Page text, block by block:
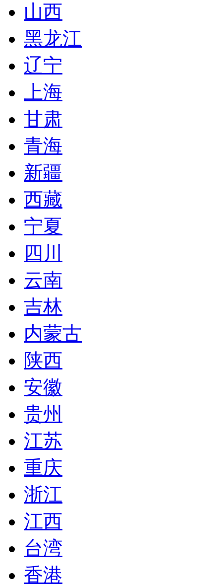
山西
黑龙江
辽宁
上海
甘肃
青海
新疆
西藏
宁夏
四川
云南
吉林
内蒙古
陕西
安徽
贵州
江苏
重庆
浙江
江西
台湾
香港